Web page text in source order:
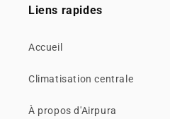
Liens rapides
Accueil
Climatisation centrale
À propos d'Airpura